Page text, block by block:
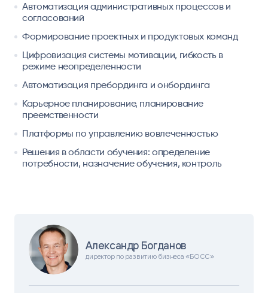
Александр Богданов
директор по развитию бизнеса «БОСС»
Автоматизация административных процессов и
согласований
Формирование проектных и продуктовых команд
Цифровизация системы мотивации, гибкость в
режиме неопределенности
Автоматизация пребординга и онбординга
Карьерное планирование, планирование
преемственности
Платформы по управлению вовлеченностью
Решения в области обучения: определение
потребности, назначение обучения, контроль